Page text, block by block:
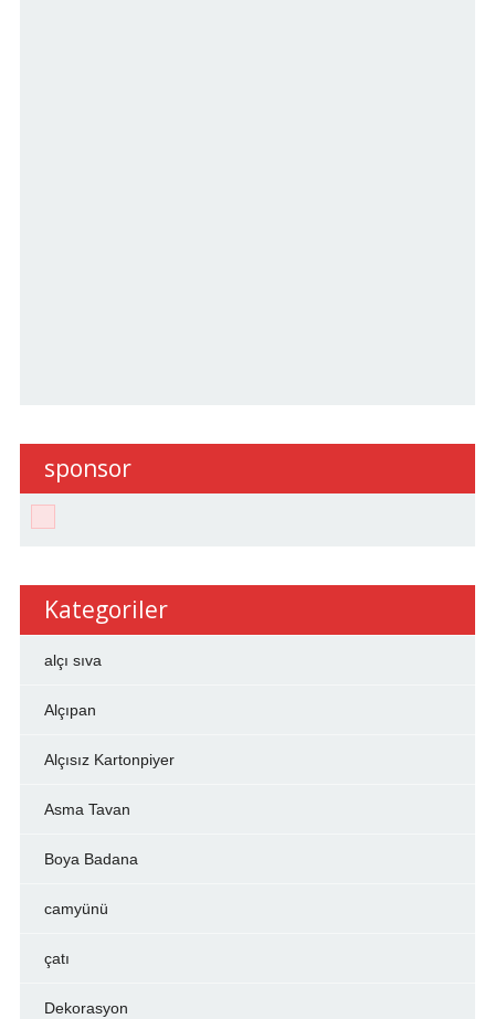
sponsor
Kategoriler
alçı sıva
Alçıpan
Alçısız Kartonpiyer
Asma Tavan
Boya Badana
camyünü
çatı
Dekorasyon